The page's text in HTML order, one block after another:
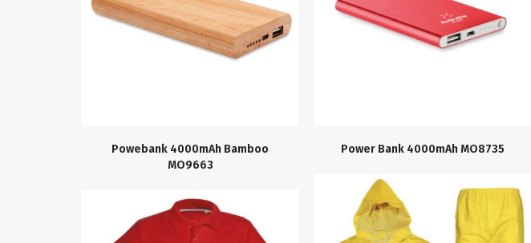
Powebank 4000mAh Bamboo
MO9663
Power Bank 4000mAh MO8735